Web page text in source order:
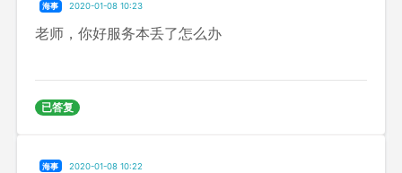
海事 2020-01-08 10:23
老师，你好服务本丢了怎么办
已答复
海事 2020-01-08 10:22